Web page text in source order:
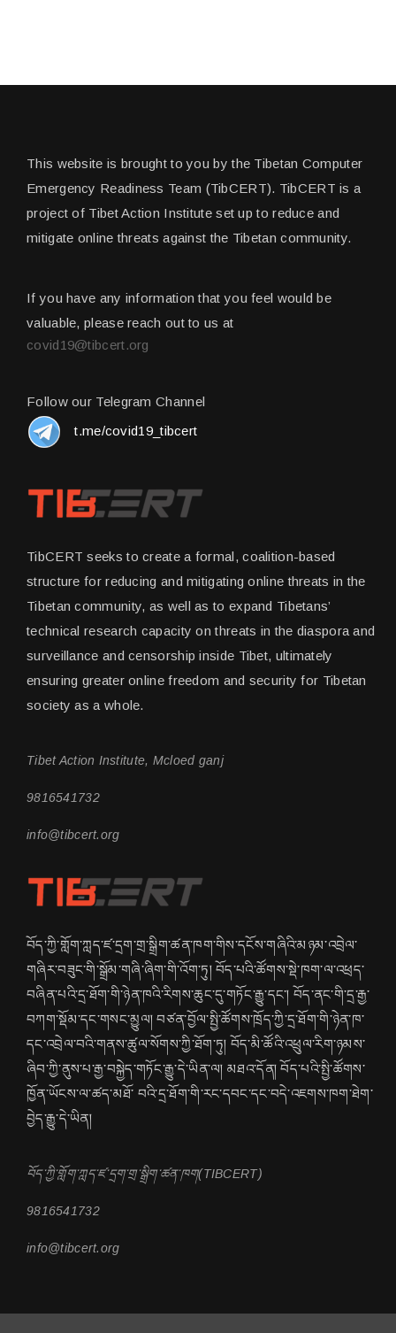
This website is brought to you by the Tibetan Computer
Emergency Readiness Team (TibCERT). TibCERT is a
project of Tibet Action Institute set up to reduce and
mitigate online threats against the Tibetan community.
If you have any information that you feel would be
valuable, please reach out to us at
covid19@tibcert.org
Follow our Telegram Channel
t.me/covid19_tibcert
TibCERT seeks to create a formal, coalition-based
structure for reducing and mitigating online threats in the
Tibetan community, as well as to expand Tibetans’
technical research capacity on threats in the diaspora and
surveillance and censorship inside Tibet, ultimately
ensuring greater online freedom and security for Tibetan
society as a whole.
Tibet Action Institute, Mcloed ganj
9816541732
info@tibcert.org
བོད་ཀྱི་གློག་ཀླད་ཛ་དྲག་གྲ་སྒྲིག་ཚན་ཁག་གིས་དངོས་གཞིའི་མཉམ་འབྲེལ་
གཞིར་བཟུང་གི་སྒྲོམ་གཞི་ཞིག་གི་འོག་ཏུ། བོད་པའི་ཚོགས་སྡེ་ཁག་ལ་འཕྲད་
བཞིན་པའི་དྲ་ཐོག་གི་ཉེན་ཁའི་རིགས་ཆུང་དུ་གཏོང་རྒྱུ་དང་། བོད་ནང་གི་དྲ་རྒྱ་
བཀག་སྡོམ་དང་གསང་མྱུལ། བཙན་བྱོལ་སྤྱི་ཚོགས་ཁྲོད་ཀྱི་དྲ་ཐོག་གི་ཉེན་ཁ་
དང་འབྲེལ་བའི་གནས་ཚུལ་སོགས་ཀྱི་ཐོག་ཏུ། བོད་མི་ཚོའི་འཕྲུལ་རིག་ཉམས་
ཞིབ་ཀྱི་ནུས་པ་རྒྱ་བསྐྱེད་གཏོང་རྒྱུ་དེ་ཡིན་ལ། མཐའ་དོན། བོད་པའི་སྤྱི་ཚོགས་
ཁྱོན་ཡོངས་ལ་ཚད་མཐོ་ བའི་དྲ་ཐོག་གི་རང་དབང་དང་བདེ་འཇགས་ཁག་ཐེག་
བྱེད་རྒྱུ་དེ་ཡིན།
བོད་ཀྱི་གློག་ཀླད་ཛ་དྲག་གྲ་སྒྲིག་ཚན་ཁག(TIBCERT)
9816541732
info@tibcert.org